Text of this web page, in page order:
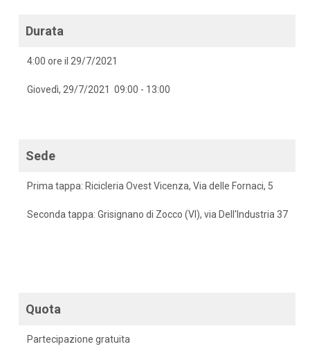
Durata
4:00 ore il 29/7/2021
Giovedì, 29/7/2021 09:00 - 13:00
Sede
Prima tappa: Ricicleria Ovest Vicenza, Via delle Fornaci, 5
Seconda tappa: Grisignano di Zocco (VI), via Dell'Industria 37
Quota
Partecipazione gratuita